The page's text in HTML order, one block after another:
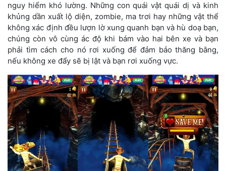
nguy hiểm khó lường. Những con quái vật quái dị và kinh
khủng dần xuất lộ diện, zombie, ma trơi hay những vật thể
không xác định đều lượn lờ xung quanh bạn và hù doạ bạn,
chúng còn vô cùng ác độ khi bám vào hai bên xe và bạn
phải tìm cách cho nó rơi xuống để đảm bảo thăng bằng,
nếu không xe đẩy sẽ bị lật và bạn rơi xuống vực.